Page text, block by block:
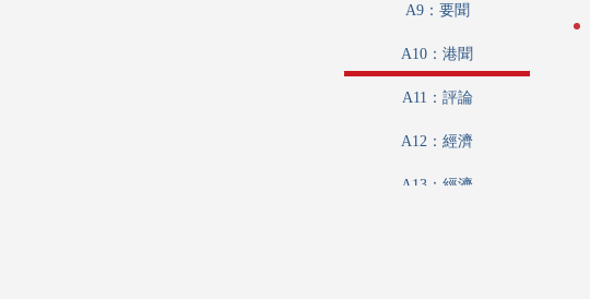
A9：要聞
A10：港聞
A11：評論
A12：經濟
A13：經濟